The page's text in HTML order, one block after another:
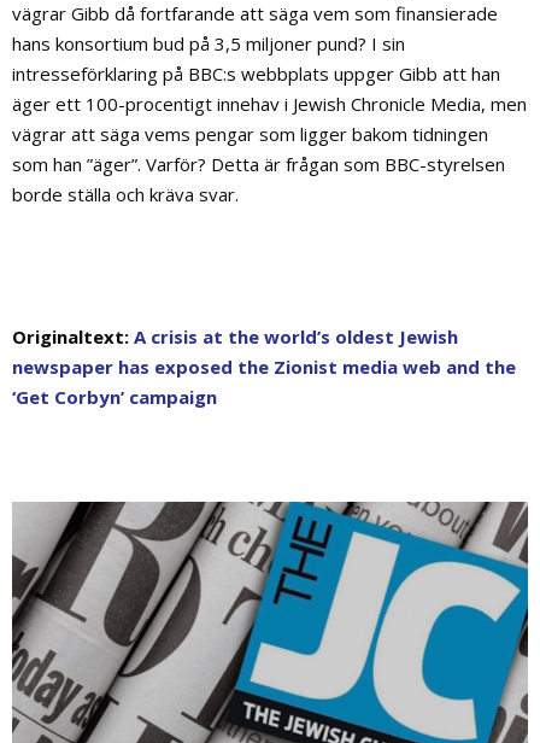
vägrar Gibb då fortfarande att säga vem som finansierade
hans konsortium bud på 3,5 miljoner pund? I sin
intresseförklaring på BBC:s webbplats uppger Gibb att han
äger ett 100-procentigt innehav i Jewish Chronicle Media, men
vägrar att säga vems pengar som ligger bakom tidningen
som han ”äger”. Varför? Detta är frågan som BBC-styrelsen
borde ställa och kräva svar.
Originaltext: A crisis at the world’s oldest Jewish
newspaper has exposed the Zionist media web and the
‘Get Corbyn’ campaign